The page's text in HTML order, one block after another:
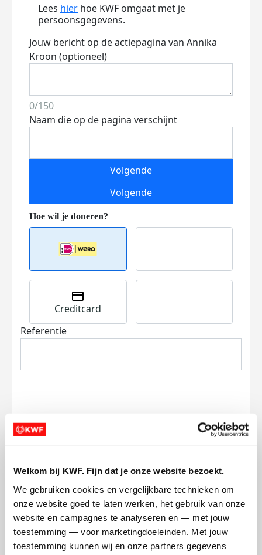
Welkom bij KWF. Fijn dat je onze website bezoekt.
We gebruiken cookies en vergelijkbare technieken om
onze website goed te laten werken, het gebruik van onze
website en campagnes te analyseren en — met jouw
toestemming — voor marketingdoeleinden. Met jouw
toestemming kunnen wij en onze partners gegevens
Lees hier hoe KWF omgaat met je
persoonsgegevens.
Jouw bericht op de actiepagina van Annika
Kroon (optioneel)
0/150
Naam die op de pagina verschijnt
Volgende
Volgende
Creditcard
Referentie
Ik wil bijdragen aan de transactiekosten
Doneer nu
Opgehaald Streefbedrag